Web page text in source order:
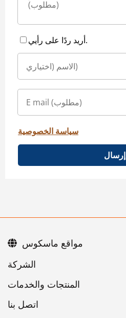
أريد ردًا على رأيي.
سياسة الخصوصية
إرسال
اتصل بنا
مواقع ماسكوس